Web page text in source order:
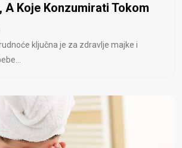
A Koje Konzumirati Tokom
ključna je za zdravlje majke i